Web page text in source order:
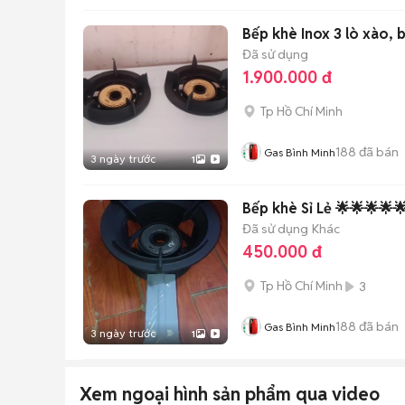
3 ngày trước 1
Bếp khè Inox 3 lò xào,
Đã sử dụng
1.900.000 đ
Tp Hồ Chí Minh
Gas Bình Minh188 đã bán
3 ngày trước 1
Bếp khè Sỉ Lẻ
Đã sử dụng Khác
450.000 đ
Tp Hồ Chí Minh 3
Gas Bình Minh188 đã bán
Xem ngoại hình sản phẩm qua video